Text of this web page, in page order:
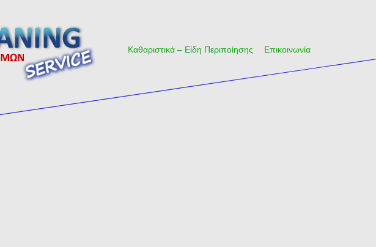
Καθαριστικά – Είδη Περιποίησης Επικοινωνία